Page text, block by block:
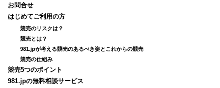
お問合せ
はじめてご利用の方
競売のリスクは？
競売とは？
981.jpが考える競売のあるべき姿とこれからの競売
競売の仕組み
競売5つのポイント
981.jpの無料相談サービス